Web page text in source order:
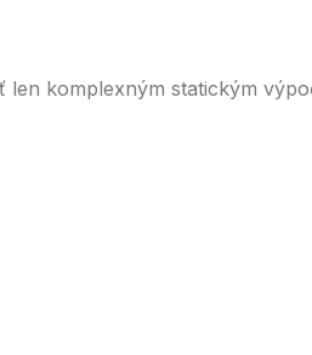
komplexným statickým